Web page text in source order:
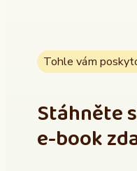
Tohle vám
Stáhněte
e-book